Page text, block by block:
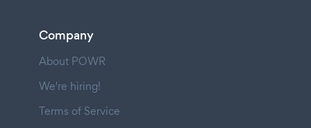
Company
About POWR
We're hiring!
Terms of Service